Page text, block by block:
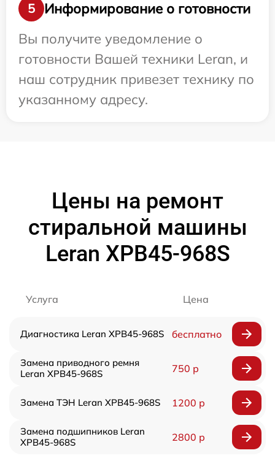
5
Информирование о готовности
Вы получите уведомление о
готовности Вашей техники Leran, и
наш сотрудник привезет технику по
указанному адресу.
Цены на ремонт
стиральной машины
Leran XPB45-968S
Услуга Цена
Диагностика Leran XPB45-968S бесплатно
Замена приводного ремня
Leran XPB45-968S
750 р
Замена ТЭН Leran XPB45-968S 1200 р
Замена подшипников Leran
XPB45-968S
2800 р